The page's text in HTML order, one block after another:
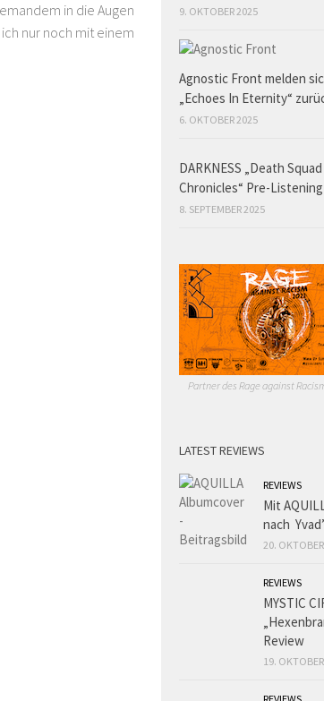
in die Augen
nur noch mit einem
9. OKTOBER 2025
Agnostic Front melden
„Echoes In Eternity“
6. OKTOBER 2025
DARKNESS „Death Squad
Chronicles“ Pre-
8. SEPTEMBER 2025
Partner des Rage against
LATEST REVIEWS
REVIEWS
Mit
nach
20.
REVIEWS
MYSTIC
Review
19.